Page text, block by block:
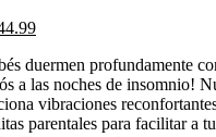
duermen profundamente
a las noches de insomnio!
vibraciones
parentales para facilitar a